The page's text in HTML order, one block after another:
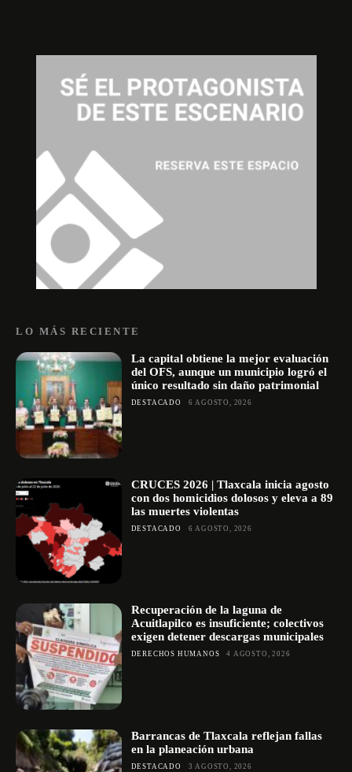
LO MÁS RECIENTE
La capital obtiene la mejor evaluación
del OFS, aunque un municipio logró el
único resultado sin daño patrimonial
DESTACADO 6 AGOSTO, 2026
CRUCES 2026 | Tlaxcala inicia agosto
con dos homicidios dolosos y eleva a 89
las muertes violentas
DESTACADO 6 AGOSTO, 2026
Recuperación de la laguna de
Acuitlapilco es insuficiente; colectivos
exigen detener descargas municipales
DERECHOS HUMANOS 4 AGOSTO, 2026
Barrancas de Tlaxcala reflejan fallas
en la planeación urbana
DESTACADO 3 AGOSTO, 2026